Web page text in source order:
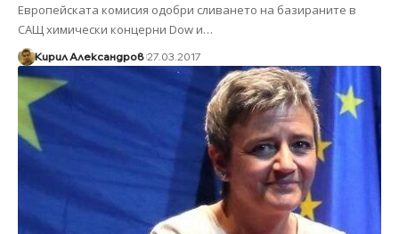
Европейската комисия одобри сливането на базираните в
САЩ химически концерни Dow и…
Кирил Александров 27.03.2017